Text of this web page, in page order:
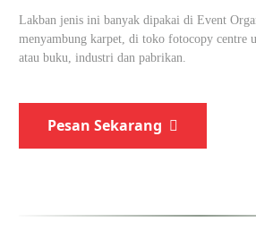
Lakban jenis ini banyak dipakai di Event
menyambung karpet, di toko fotocopy centre
atau buku, industri dan pabrikan.
Pesan Sekarang